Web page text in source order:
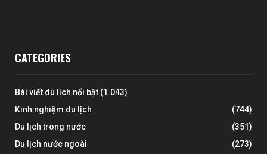
CATEGORIES
Bài viết du lịch nổi bật (1.043)
Kinh nghiệm du lịch
(744)
Du lịch trong nước
(351)
Du lịch nước ngoài
(273)